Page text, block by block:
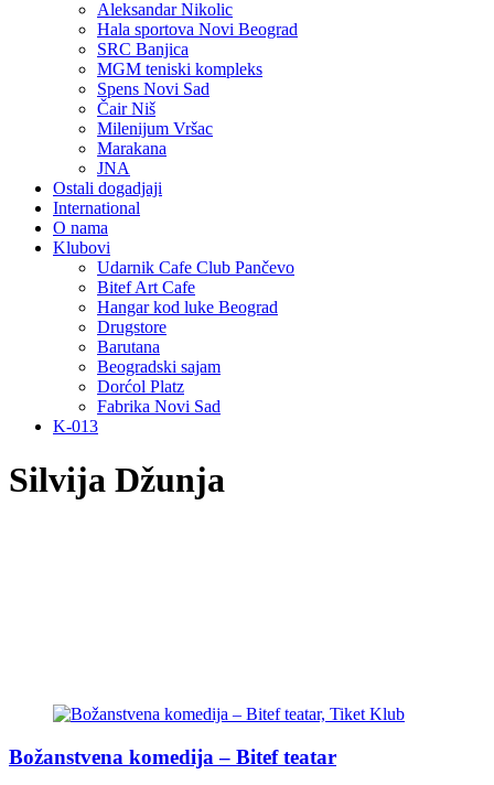
Aleksandar Nikolic
Hala sportova Novi Beograd
SRC Banjica
MGM teniski kompleks
Spens Novi Sad
Čair Niš
Milenijum Vršac
Marakana
JNA
Ostali dogadjaji
International
O nama
Klubovi
Udarnik Cafe Club Pančevo
Bitef Art Cafe
Hangar kod luke Beograd
Drugstore
Barutana
Beogradski sajam
Dorćol Platz
Fabrika Novi Sad
K-013
Silvija Džunja
Božanstvena komedija – Bitef teatar